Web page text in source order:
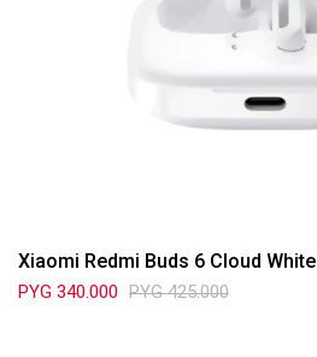
Xiaomi Redmi Buds 6 Cloud White
PYG 340.000 PYG 425.000